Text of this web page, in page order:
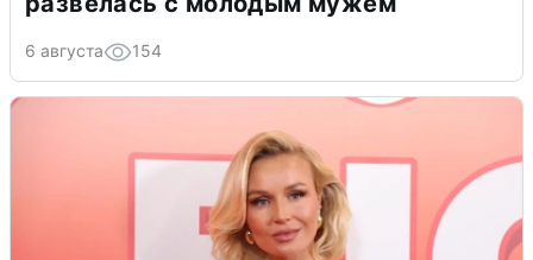
6 августа 154